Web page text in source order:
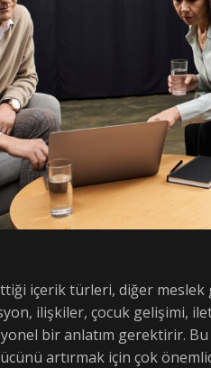
içerik türleri, diğer
ilişkiler, çocuk gelişimi,
bir anlatım gerektirir.
artırmak için çok